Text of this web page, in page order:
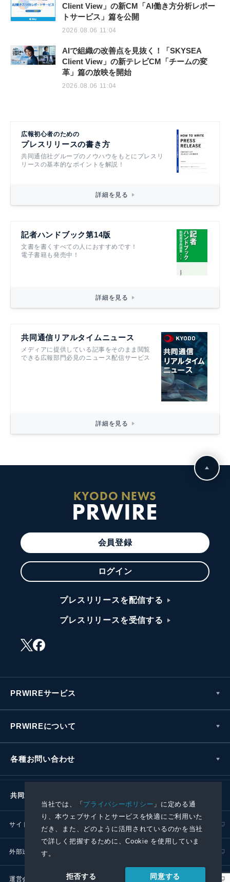
当社では、「プライバシーポリシー 」に定める通
り、本ウェブサイトとサービスを快適にご利用いた
だき、また、どのように活用されているのかを当社
で詳しく把握するために、Cookie を使用していま
す。
拒否する 同意する
Client View」の新CM「AI働き方分析レポー
トサービス」篇を公開
2026.08.06 11:04
AIで組織の改善点を見抜く！「SKYSEA
Client View」の新テレビCM「チームの変
革」篇の放映を開始
2026.08.06 11:04
広報初心者のための
プレスリリースの書き方
共同通信社グループのノウハウをもとにプレスリ
リースの基本的なポイントを解説！
詳細を見る
記者ハンドブック第14版
文書を書くすべての人におすすめです！
電子書籍も発売中！
詳細を見る
共同通信リアルタイムニュース
メディアに提供している記事をそのまま閲覧
できる広報部門必見のニュース配信サービス
詳細を見る
KYODO NEWS
PRWIRE
会員登録
ログイン
プレスリリースを配信する
プレスリリースを受信する
PRWIREサービス
PRWIREについて
各種お問い合わせ
共同通信社グループ
サイトポリシー プライバシーポリシー
外部送信ポリシー
運営会社